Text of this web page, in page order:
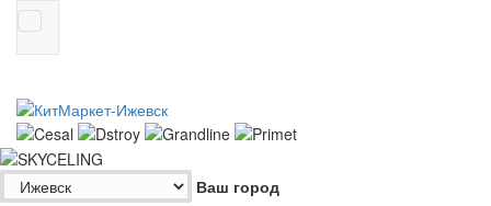
Ваш город